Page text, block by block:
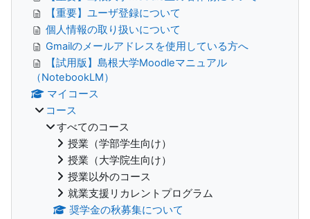
【重要】ユーザ登録について
個人情報の取り扱いについて
Gmailのメールアドレスを使用している方へ
【試用版】島根大学Moodleマニュアル
（NotebookLM）
マイコース
コース
すべてのコース
授業（学部学生向け）
授業（大学院生向け）
授業以外のコース
就業支援リカレントプログラム
奨学金の秋募集について